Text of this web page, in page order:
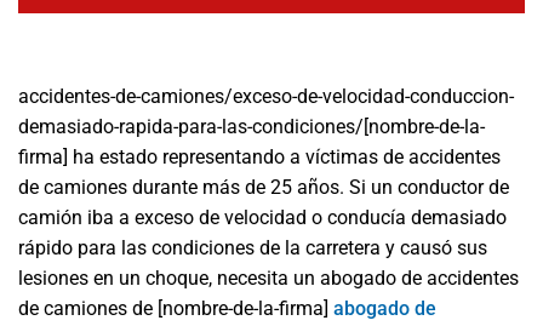
accidentes-de-camiones/exceso-de-velocidad-conduccion-
demasiado-rapida-para-las-condiciones/[nombre-de-la-
firma] ha estado representando a víctimas de accidentes
de camiones durante más de 25 años. Si un conductor de
camión iba a exceso de velocidad o conducía demasiado
rápido para las condiciones de la carretera y causó sus
lesiones en un choque, necesita un abogado de accidentes
de camiones de [nombre-de-la-firma] abogado de